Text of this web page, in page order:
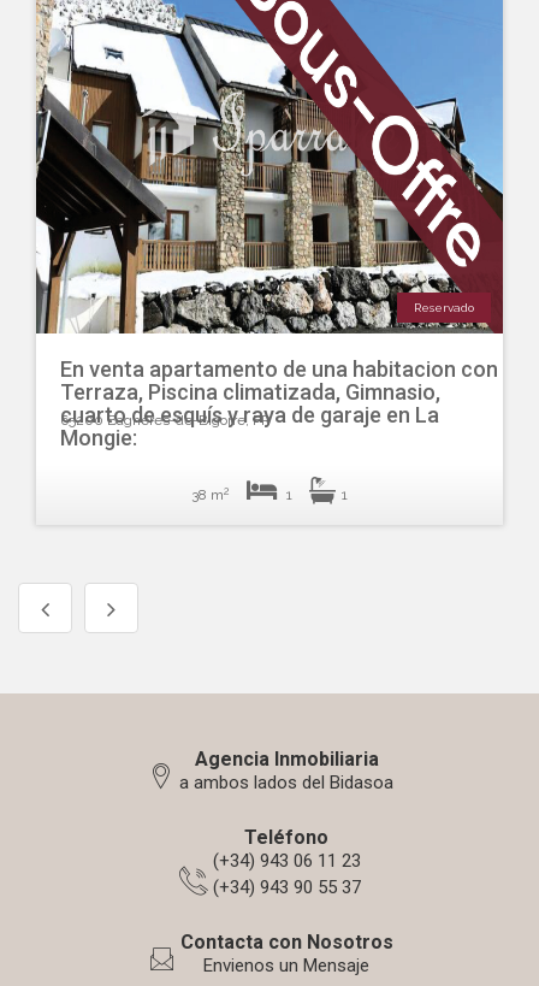
Reservado
En venta apartamento de una habitacion con
Terraza, Piscina climatizada, Gimnasio,
cuarto de esquís y raya de garaje en La
Mongie:
65200 Bagnères-de-Bigorre, FR
38 m2 1 1
Agencia Inmobiliaria
a ambos lados del Bidasoa
Teléfono
(+34) 943 06 11 23
(+34) 943 90 55 37
Contacta con Nosotros
Envienos un Mensaje